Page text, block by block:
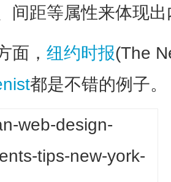
间距等属性来体现
面， 纽约时报(The
都是不错的例子。